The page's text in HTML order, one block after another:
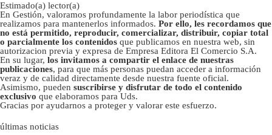
Estimado(a) lector(a)
En Gestión, valoramos profundamente la labor periodística que
realizamos para mantenerlos informados. Por ello, les recordamos que
no está permitido, reproducir, comercializar, distribuir, copiar total
o parcialmente los contenidos que publicamos en nuestra web, sin
autorizacion previa y expresa de Empresa Editora El Comercio S.A.
En su lugar, los invitamos a compartir el enlace de nuestras
publicaciones, para que más personas puedan acceder a información
veraz y de calidad directamente desde nuestra fuente oficial.
Asimismo, pueden suscribirse y disfrutar de todo el contenido
exclusivo que elaboramos para Uds.
Gracias por ayudarnos a proteger y valorar este esfuerzo.
últimas noticias